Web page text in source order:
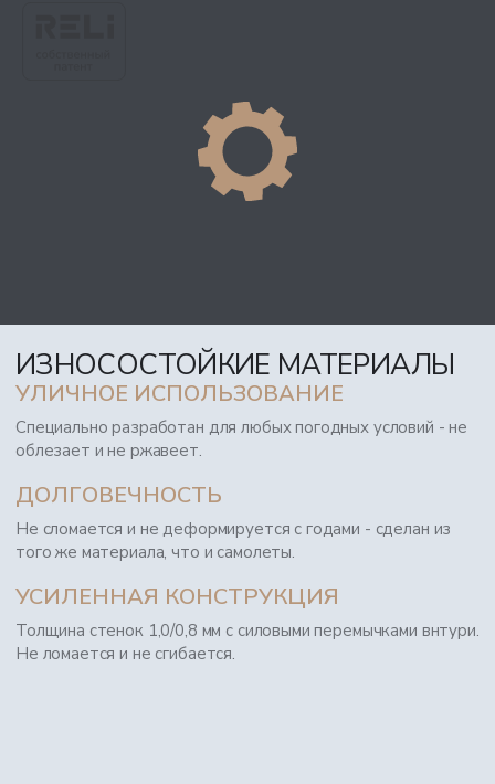
ИЗНОСОСТОЙКИЕ МАТЕРИАЛЫ
УЛИЧНОЕ ИСПОЛЬЗОВАНИЕ
Специально разработан для любых погодных условий - не
облезает и не ржавеет.
ДОЛГОВЕЧНОСТЬ
Не сломается и не деформируется с годами - сделан из
того же материала, что и самолеты.
УСИЛЕННАЯ КОНСТРУКЦИЯ
Толщина стенок 1,0/0,8 мм с силовыми перемычками внтури.
Не ломается и не сгибается.